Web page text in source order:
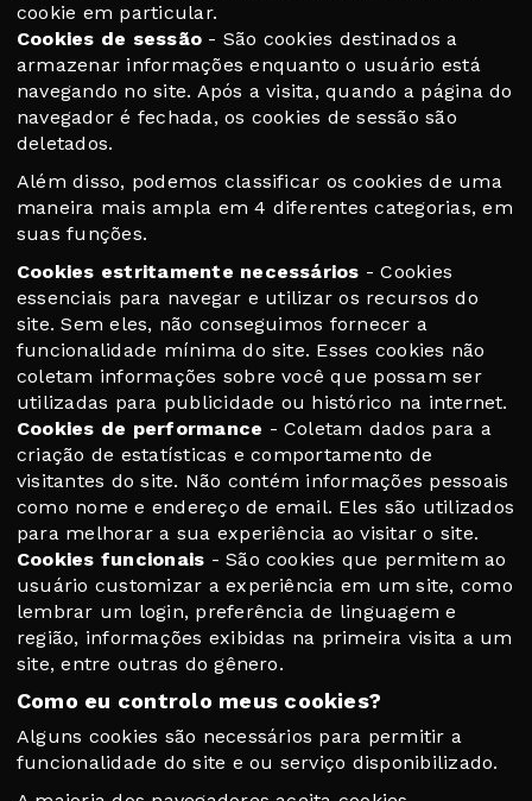
cookie em particular.
Cookies de sessão - São cookies destinados a
armazenar informações enquanto o usuário está
navegando no site. Após a visita, quando a página do
navegador é fechada, os cookies de sessão são
deletados.
Além disso, podemos classificar os cookies de uma
maneira mais ampla em 4 diferentes categorias, em
suas funções.
Cookies estritamente necessários - Cookies
essenciais para navegar e utilizar os recursos do
site. Sem eles, não conseguimos fornecer a
funcionalidade mínima do site. Esses cookies não
coletam informações sobre você que possam ser
utilizadas para publicidade ou histórico na internet.
Cookies de performance - Coletam dados para a
criação de estatísticas e comportamento de
visitantes do site. Não contém informações pessoais
como nome e endereço de email. Eles são utilizados
para melhorar a sua experiência ao visitar o site.
Cookies funcionais - São cookies que permitem ao
usuário customizar a experiência em um site, como
lembrar um login, preferência de linguagem e
região, informações exibidas na primeira visita a um
site, entre outras do gênero.
Como eu controlo meus cookies?
Alguns cookies são necessários para permitir a
funcionalidade do site e ou serviço disponibilizado.